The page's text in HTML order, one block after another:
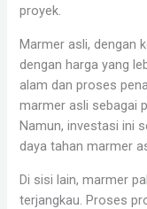
proyek.
Marmer asli, dengan
dengan harga yang
alam dan proses
marmer asli sebagai
Namun, investasi ini
daya tahan marmer
Di sisi lain, marmer
terjangkau. Proses